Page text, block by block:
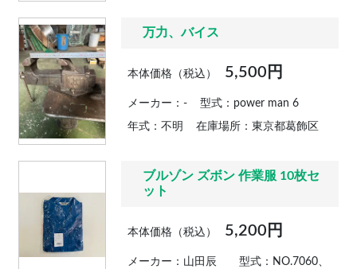
万力、バイス
本体価格（税込） 5,500円
メーカー：- 型式：power man 6
年式：不明 在庫場所：東京都葛飾区
ブルゾン ズボン 作業服 10枚セ
ット
本体価格（税込） 5,200円
メーカー：山田辰
型式：NO.7060、